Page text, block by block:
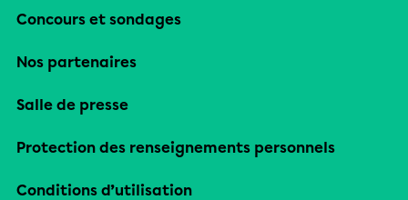
Concours et sondages
Nos partenaires
Salle de presse
Protection des renseignements personnels
Conditions d’utilisation